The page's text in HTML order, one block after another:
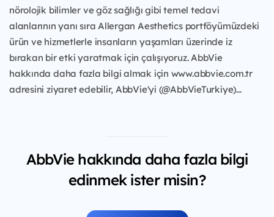
nörolojik bilimler ve göz sağlığı gibi temel tedavi
alanlarının yanı sıra Allergan Aesthetics portföyümüzdeki
ürün ve hizmetlerle insanların yaşamları üzerinde iz
bırakan bir etki yaratmak için çalışıyoruz. AbbVie
hakkında daha fazla bilgi almak için www.abbvie.com.tr
adresini ziyaret edebilir, AbbVie'yi (@AbbVieTurkiye)...
AbbVie hakkında daha fazla bilgi
edinmek ister misin?